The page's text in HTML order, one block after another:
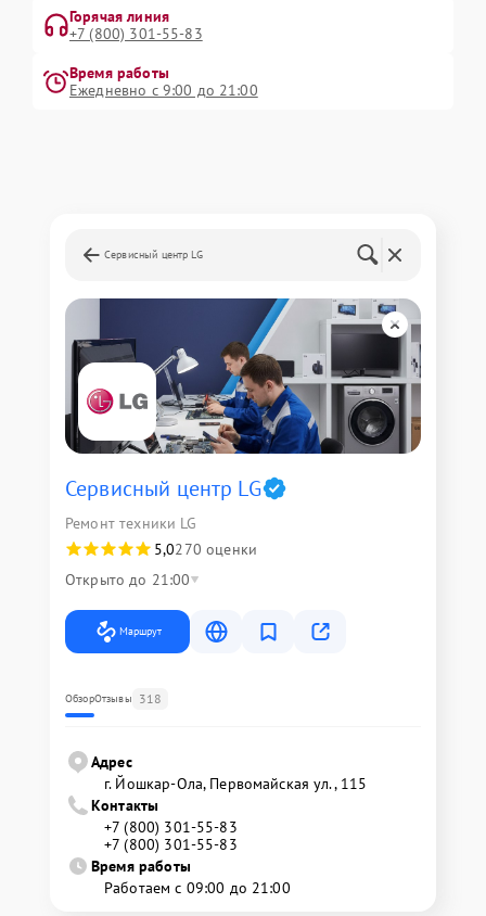
Горячая линия
+7 (800) 301-55-83
Время работы
Ежедневно с 9:00 до 21:00
Сервисный центр LG
Сервисный центр LG
Ремонт техники LG
5,0270 оценки
Открыто до 21:00
Маршрут
ОбзорОтзывы 318
Адрес
г. Йошкар-Ола, Первомайская ул., 115
Контакты
+7 (800) 301-55-83
+7 (800) 301-55-83
Время работы
Работаем с 09:00 до 21:00